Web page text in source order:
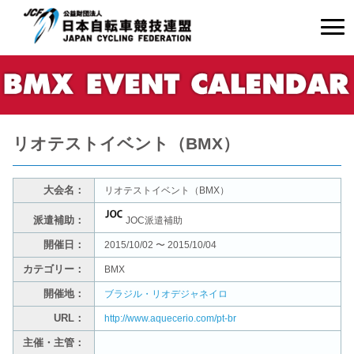
リオテストイベント（BMX）
大会名： リオテストイベント（BMX）
派遣補助： JOC派遣補助
開催日： 2015/10/02 〜 2015/10/04
カテゴリー： BMX
開催地： ブラジル・リオデジャネイロ
URL： http://www.aquecerio.com/pt-br
主催・主管：